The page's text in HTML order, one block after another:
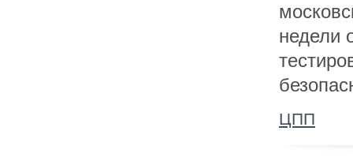
недели
ЦПП